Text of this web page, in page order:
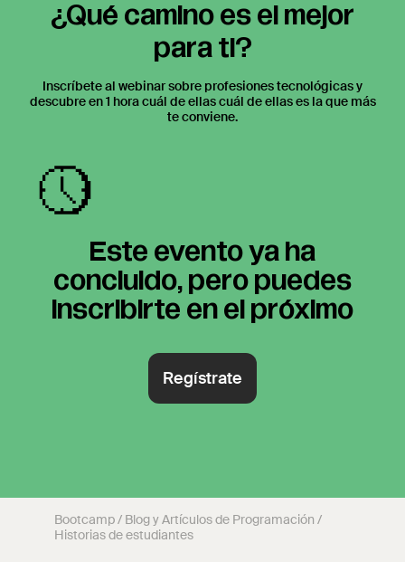
¿Qué camino es el mejor
para ti?
Inscríbete al webinar sobre profesiones tecnológicas y
descubre en 1 hora cuál de ellas cuál de ellas es la que más
te conviene.
Bootcamp/ Blog y Artículos de Programación /
Historias de estudiantes